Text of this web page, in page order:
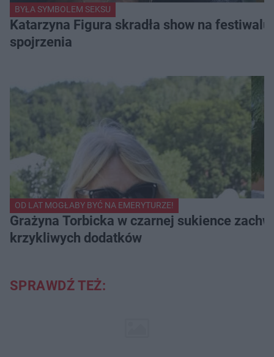
BYŁA SYMBOLEM SEKSU
Katarzyna Figura skradła show na
spojrzenia
OD LAT MOGŁABY BYĆ NA EMERYTURZE!
Grażyna Torbicka w czarnej sukience
krzykliwych dodatków
SPRAWDŹ TEŻ: